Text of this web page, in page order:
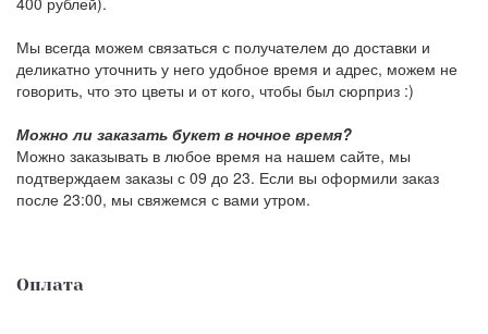
Мы всегда можем связаться с получателем до доставки и
деликатно уточнить у него удобное время и адрес, можем не
говорить, что это цветы и от кого, чтобы был сюрприз :)
Можно ли заказать букет в ночное время?
Можно заказывать в любое время на нашем сайте, мы
подтверждаем заказы с 09 до 23. Если вы оформили заказ
после 23:00, мы свяжемся с вами утром.
Оплата